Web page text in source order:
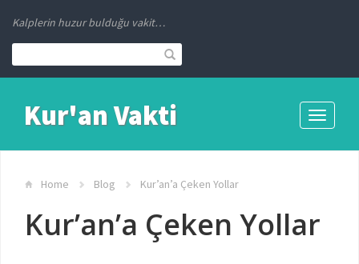
Kalplerin huzur bulduğu vakit…
Toggle
Kur'an Vakti
Home Blog Kur’an’a Çeken Yollar
Kur’an’a Çeken Yollar